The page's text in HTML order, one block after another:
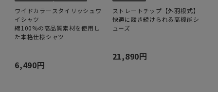
ワイドカラースタイリッシュワ
イシャツ
綿100%の高品質素材を使用し
た本格仕様シャツ
6,490円
ストレートチップ【外羽根式】
快適に履き続けられる高機能シ
ューズ
21,890円